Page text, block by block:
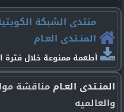
منتدى الشبكة
المنـتدى العـام
أطعمة ممنوعة خلال فترة
المنـتدى العـام مناقشة
والعالميه